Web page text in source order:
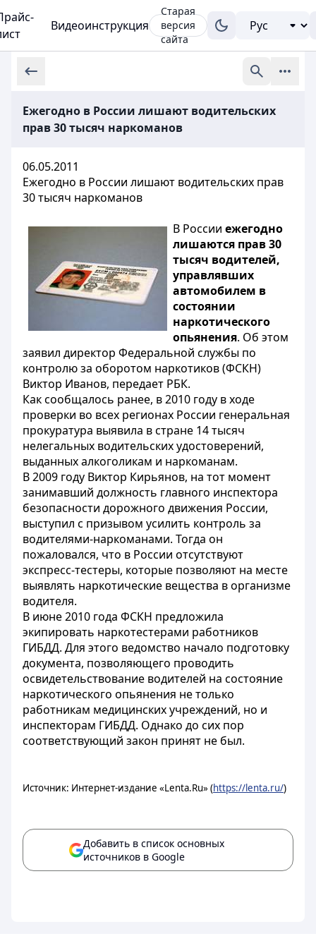
Видеоинструкция
Старая
версия
сайта
Ежегодно в России лишают водительских
прав 30 тысяч наркоманов
06.05.2011
Ежегодно в России лишают водительских прав
30 тысяч наркоманов
В России ежегодно
лишаются прав 30
тысяч водителей,
управлявших
автомобилем в
состоянии
наркотического
опьянения. Об этом
заявил директор Федеральной службы по
контролю за оборотом наркотиков (ФСКН)
Виктор Иванов, передает РБК.
Как сообщалось ранее, в 2010 году в ходе
проверки во всех регионах России генеральная
прокуратура выявила в стране 14 тысяч
нелегальных водительских удостоверений,
выданных алкоголикам и наркоманам.
В 2009 году Виктор Кирьянов, на тот момент
занимавший должность главного инспектора
безопасности дорожного движения России,
выступил с призывом усилить контроль за
водителями-наркоманами. Тогда он
пожаловался, что в России отсутствуют
экспресс-тестеры, которые позволяют на месте
выявлять наркотические вещества в организме
водителя.
В июне 2010 года ФСКН предложила
экипировать наркотестерами работников
ГИБДД. Для этого ведомство начало подготовку
документа, позволяющего проводить
освидетельствование водителей на состояние
наркотического опьянения не только
работникам медицинских учреждений, но и
инспекторам ГИБДД. Однако до сих пор
соответствующий закон принят не был.
Источник: Интернет-издание «Lenta.Ru» (https://lenta.ru/)
Добавить в список основных
источников в Google